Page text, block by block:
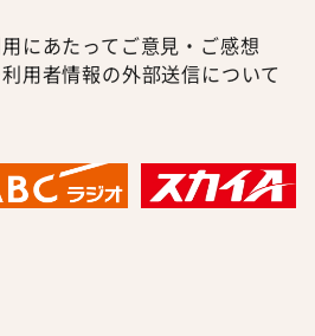
にあたって ご意見・ご感想
利用者情報の外部送信について